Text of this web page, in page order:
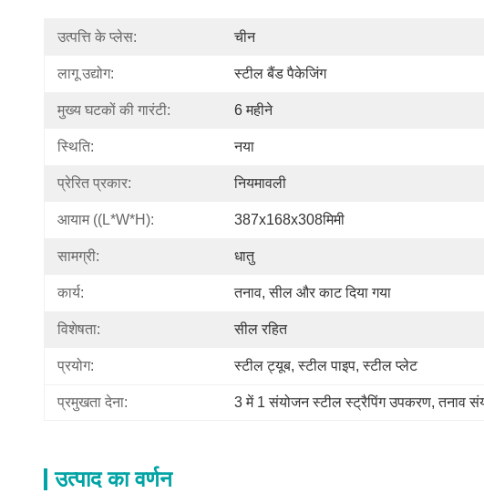
उत्पत्ति के प्लेस: चीन
लागू उद्योग: स्टील बैंड पैकेजिंग
मुख्य घटकों की गारंटी: 6 महीने
स्थिति: नया
प्रेरित प्रकार: नियमावली
आयाम ((L*W*H): 387x168x308मिमी
सामग्री: धातु
कार्य: तनाव, सील और काट दिया गया
विशेषता: सील रहित
प्रयोग: स्टील ट्यूब, स्टील पाइप, स्टील प्लेट
प्रमुखता देना: 3 में 1 संयोजन स्टील स्ट्रैपिंग उपकरण, तनाव
उत्पाद का वर्णन